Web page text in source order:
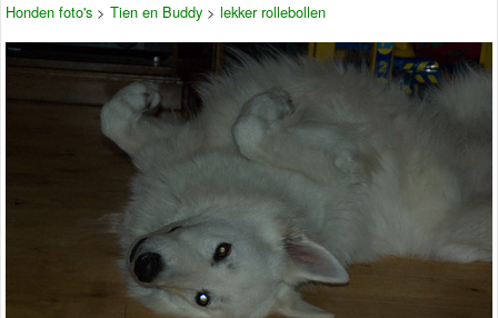
Honden foto's > Tien en Buddy > lekker rollebollen